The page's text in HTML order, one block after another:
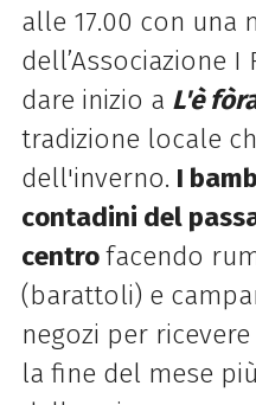
alle 17.00 con una
dell’Associazione
dare inizio a L'è
tradizione locale
dell'inverno. I
contadini del
centrofacendo
(barattoli) e
negozi per
la fine del mese